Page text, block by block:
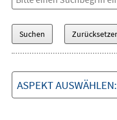
ASPEKT AUSWÄHLEN: